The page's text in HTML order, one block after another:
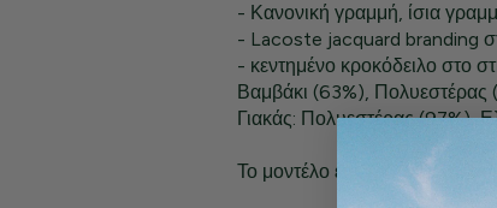
- Κανονική γραμμή, ίσια
- Lacoste jacquard branding
- κεντημένο κροκόδειλο στο
Βαμβάκι (63%),
Γιακάς: Πολυεστέρας (97%),
Το μοντέλο είναι 1,80 μ. και